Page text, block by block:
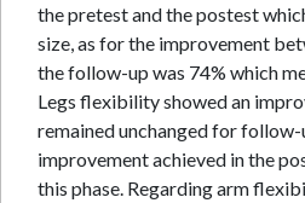
the pretest and the postest
size, as for the improvement
the follow-up was 74% which
Legs flexibility showed an
remained unchanged for
improvement achieved in the
this phase. Regarding arm